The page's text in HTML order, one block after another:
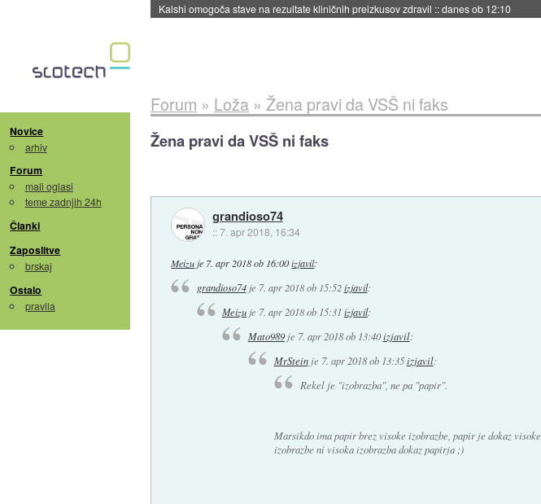
Sandisk že prodal več kot polovico SSD-jev za naslednji dve leti::danes ob 11:37
Novice
arhiv
Forum
mali oglasi
teme zadnjih 24h
Članki
Zaposlitve
brskaj
Ostalo
pravila
Forum » Loža» Žena pravi da VSŠ ni faks
Žena pravi da VSŠ ni faks
grandioso74
::7. apr 2018, 16:34
Meizu je 7. apr 2018 ob 16:00 izjavil:
grandioso74je 7. apr 2018 ob 15:52 izjavil:
Meizuje 7. apr 2018 ob 15:31 izjavil:
Mato989je 7. apr 2018 ob 13:40izjavil:
MrSteinje 7. apr 2018 ob 13:35izjavil:
Rekel je "izobrazba", ne pa "papir".
Marsikdo ima papir brez visoke izobrazbe, papir je dokaz visoke
izobrazbe ni visoka izobrazba dokaz papirja ;)